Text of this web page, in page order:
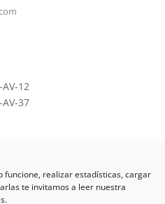
funcione, realizar estadísticas, cargar
te invitamos a leer nuestra
AV-12
AV-37